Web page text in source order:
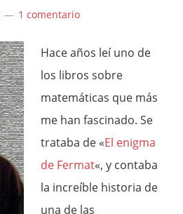
1 comentario
Hace años leí uno de
los libros sobre
matemáticas que más
me han fascinado. Se
trataba de «El enigma
de Fermat«, y contaba
la increíble historia de
una de las